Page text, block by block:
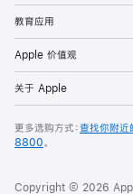
教育应用
Apple 价值观
关于 Apple
更多选购方式：查找你附
8800。
Copyright © 2026